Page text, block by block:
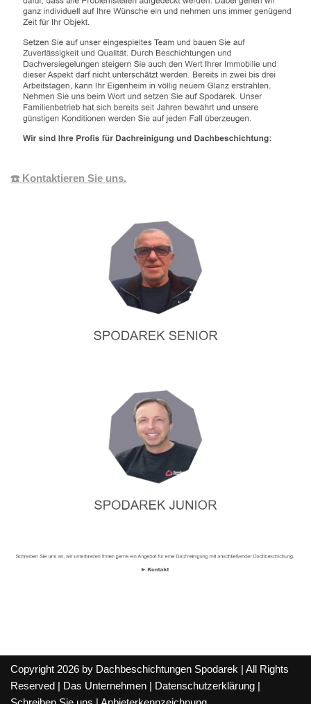
☎️ Kontaktieren Sie uns.
Copyright 2026 by Dachbeschichtungen Spodarek | All Rights
Reserved |
Das Unternehmen Datenschutzerklärung